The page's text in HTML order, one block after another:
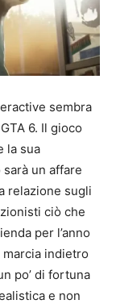
sembra
6. Il gioco
la sua
un affare
relazione sugli
ciò che
per l’anno
marcia indietro
po’ di fortuna
e non